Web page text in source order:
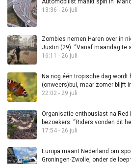
Automobilist maakt spin in
13:36 - 26 juli
Zombies nemen Haren over in
Justin (29): “Vanaf maandag te
16:11 - 26 juli
Na nog één tropische dag wordt
(onweers)bui, maar zomer blijft
22:02 - 29 juli
Organisatie enthousiast na Red
bezoekers: “Riders vonden dit
17:54 - 26 juli
Europa maant Nederland om
Groningen-Zwolle, onder de loep